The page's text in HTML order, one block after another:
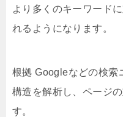
より多くのキーワード
れるようになります。
根拠 Googleなどの検索
構造を解析し、ページ
す。